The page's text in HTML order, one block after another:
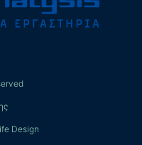
Design